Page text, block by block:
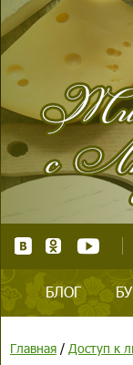
БЛОГ
Главная / Доступ к